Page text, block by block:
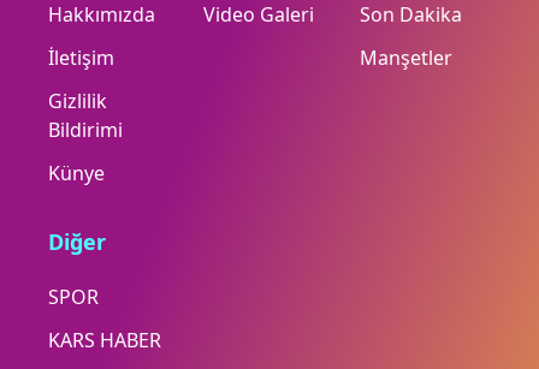
Hakkımızda
İletişim
Gizlilik
Bildirimi
Künye
Video Galeri
Son Dakika
Manşetler
Diğer
SPOR
KARS HABER